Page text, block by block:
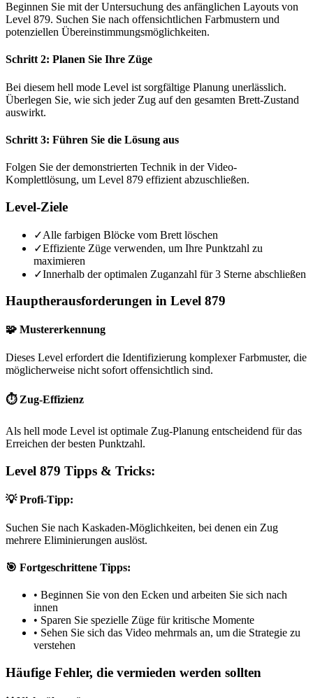
Beginnen Sie mit der Untersuchung des anfänglichen Layouts von
Level 879. Suchen Sie nach offensichtlichen Farbmustern und
potenziellen Übereinstimmungsmöglichkeiten.
Schritt 2: Planen Sie Ihre Züge
Bei diesem hell mode Level ist sorgfältige Planung unerlässlich.
Überlegen Sie, wie sich jeder Zug auf den gesamten Brett-Zustand
auswirkt.
Schritt 3: Führen Sie die Lösung aus
Folgen Sie der demonstrierten Technik in der Video-
Komplettlösung, um Level 879 effizient abzuschließen.
Level-Ziele
✓Alle farbigen Blöcke vom Brett löschen
✓Effiziente Züge verwenden, um Ihre Punktzahl zu
maximieren
✓Innerhalb der optimalen Zuganzahl für 3 Sterne abschließen
Hauptherausforderungen in Level 879
🧩 Mustererkennung
Dieses Level erfordert die Identifizierung komplexer Farbmuster, die
möglicherweise nicht sofort offensichtlich sind.
⏱️ Zug-Effizienz
Als hell mode Level ist optimale Zug-Planung entscheidend für das
Erreichen der besten Punktzahl.
Level 879 Tipps & Tricks:
💡 Profi-Tipp:
Suchen Sie nach Kaskaden-Möglichkeiten, bei denen ein Zug
mehrere Eliminierungen auslöst.
🎯 Fortgeschrittene Tipps:
• Beginnen Sie von den Ecken und arbeiten Sie sich nach
innen
• Sparen Sie spezielle Züge für kritische Momente
• Sehen Sie sich das Video mehrmals an, um die Strategie zu
verstehen
Häufige Fehler, die vermieden werden sollten